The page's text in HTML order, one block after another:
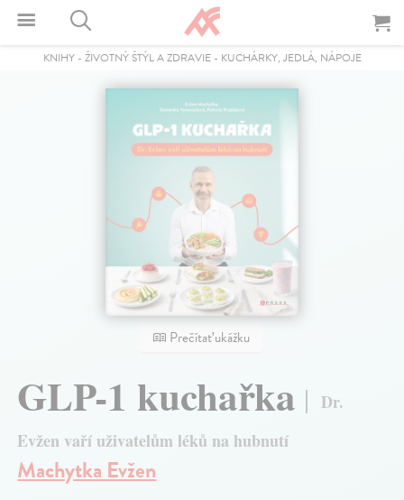
KNIHY- ŽIVOTNÝ ŠTÝL A ZDRAVIE- KUCHÁRKY, JEDLÁ, NÁPOJE
Prečítať ukážku
GLP-1 kuchařka
Dr.
Evžen vaří uživatelům léků na hubnutí
Machytka Evžen